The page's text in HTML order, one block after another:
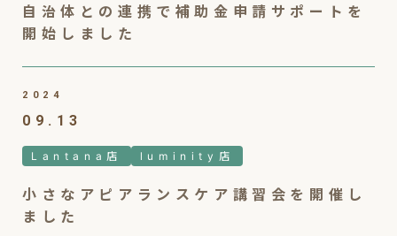
自治体との連携で補助金申請サポートを
開始しました
2024
09.13
Lantana店 luminity店
小さなアピアランスケア講習会を開催し
ました